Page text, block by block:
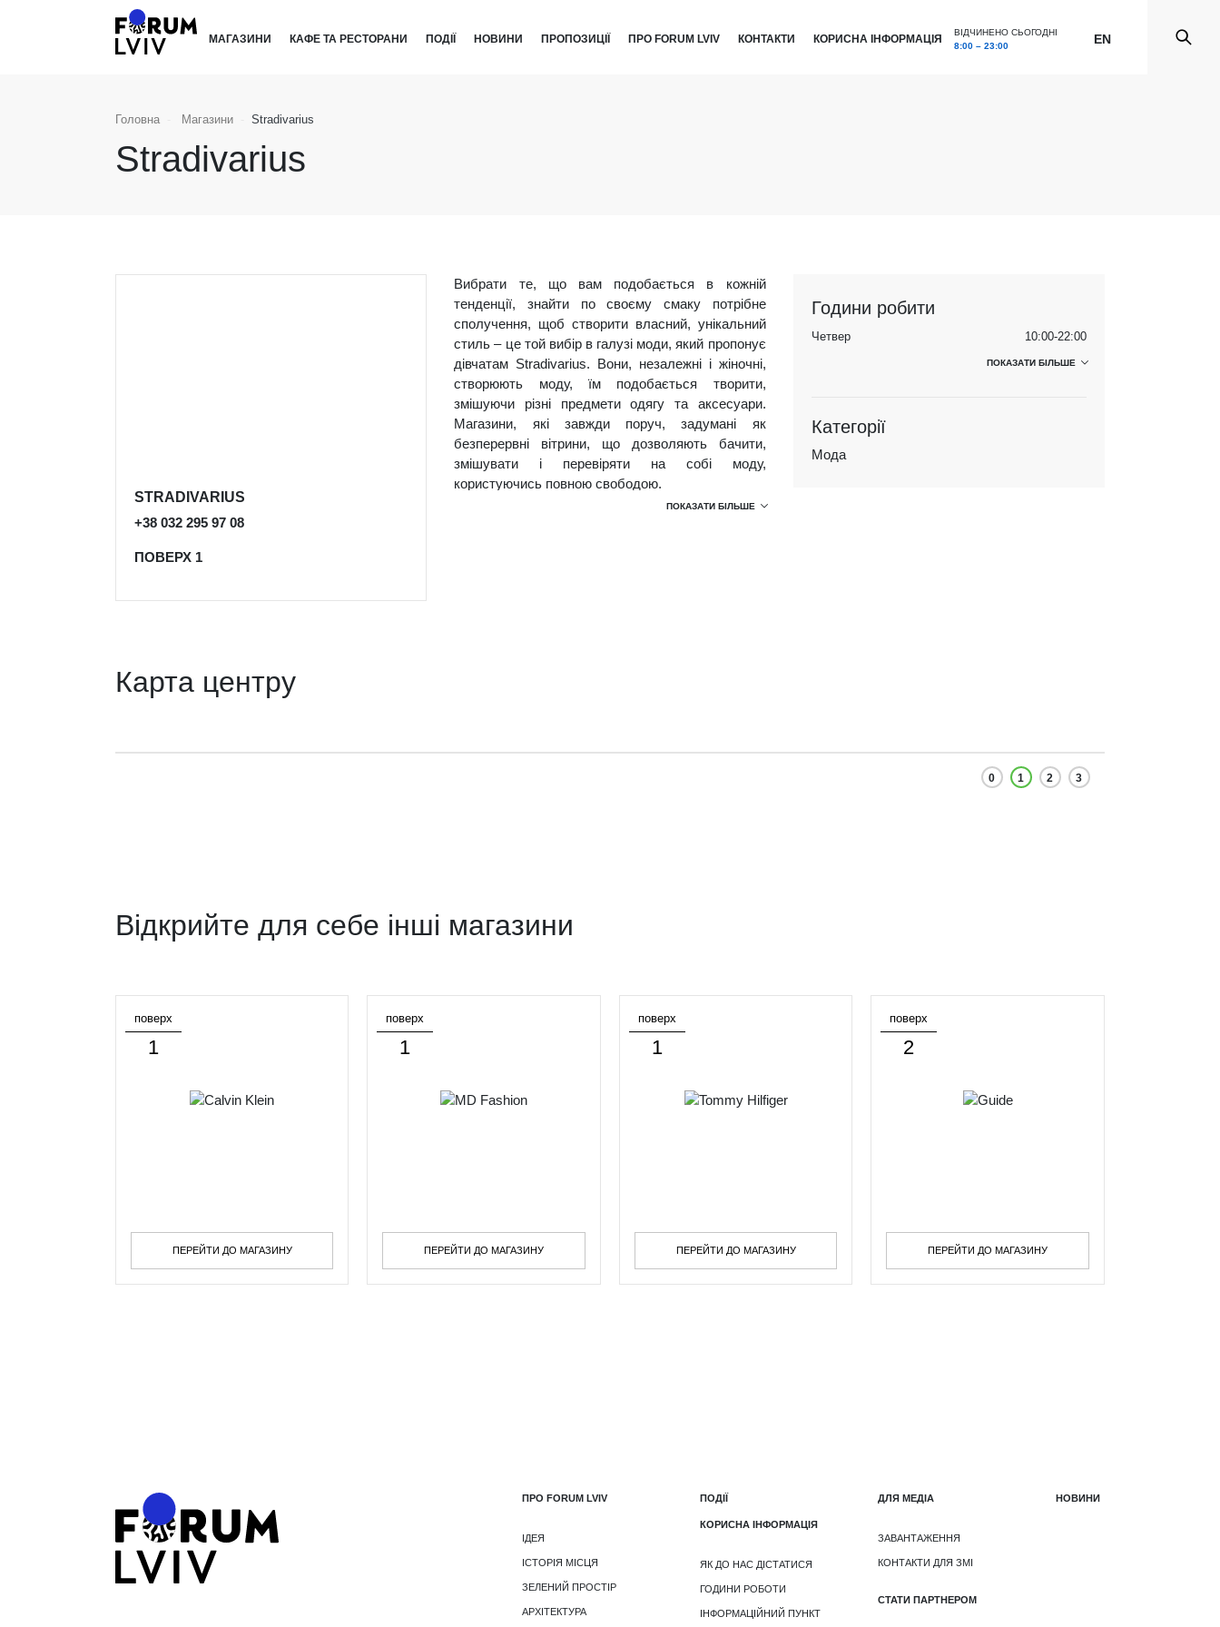
МАГАЗИНИ КАФЕ ТА РЕСТОРАНИ ПОДІЇ НОВИНИ ПРОПОЗИЦІЇ ПРО FORUM LVIV КОНТАКТИ КОРИСНА ІНФОРМАЦІЯ
ВІДЧИНЕНО СЬОГОДНІ
8:00 – 23:00
EN
Головна Магазини Stradivarius
Stradivarius
STRADIVARIUS
+38 032 295 97 08
ПОВЕРХ 1
Вибрати те, що вам подобається в кожній
тенденції, знайти по своєму смаку потрібне
сполучення, щоб створити власний, унікальний
стиль – це той вибір в галузі моди, який пропонує
дівчатам Stradivarius. Вони, незалежні і жіночні,
створюють моду, їм подобається творити,
змішуючи різні предмети одягу та аксесуари.
Магазини, які завжди поруч, задумані як
безперервні вітрини, що дозволяють бачити,
змішувати і перевіряти на собі моду,
користуючись повною свободою.
ПОКАЗАТИ БІЛЬШЕ
Години робити
Четвер 10:00-22:00
ПОКАЗАТИ БІЛЬШЕ
Категорії
Мода
Карта центру
0 1 2 3
Відкрийте для себе інші магазини
поверх
1
ПЕРЕЙТИ ДО МАГАЗИНУ
поверх
1
ПЕРЕЙТИ ДО МАГАЗИНУ
поверх
1
ПЕРЕЙТИ ДО МАГАЗИНУ
поверх
2
ПЕРЕЙТИ ДО МАГАЗИНУ
ПРО FORUM LVIV
ІДЕЯ
ІСТОРІЯ МІСЦЯ
ЗЕЛЕНИЙ ПРОСТІР
АРХІТЕКТУРА
ПОДІЇ
КОРИСНА ІНФОРМАЦІЯ
ЯК ДО НАС ДІСТАТИСЯ
ГОДИНИ РОБОТИ
ІНФОРМАЦІЙНИЙ ПУНКТ
ДЛЯ МЕДІА
ЗАВАНТАЖЕННЯ
КОНТАКТИ ДЛЯ ЗМІ
СТАТИ ПАРТНЕРОМ
НОВИНИ